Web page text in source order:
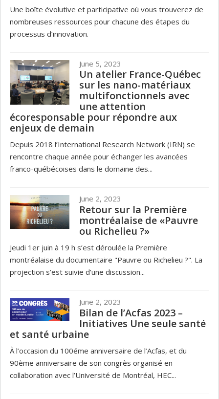
Une boîte évolutive et participative où vous trouverez de
nombreuses ressources pour chacune des étapes du
processus d’innovation.
June 5, 2023
Un atelier France-Québec
sur les nano-matériaux
multifonctionnels avec
une attention
écoresponsable pour répondre aux
enjeux de demain
Depuis 2018 l’International Research Network (IRN) se
rencontre chaque année pour échanger les avancées
franco-québécoises dans le domaine des...
June 2, 2023
Retour sur la Première
montréalaise de «Pauvre
ou Richelieu ?»
Jeudi 1er juin à 19 h s’est déroulée la Première
montréalaise du documentaire "Pauvre ou Richelieu ?". La
projection s’est suivie d’une discussion...
June 2, 2023
Bilan de l’Acfas 2023 –
Initiatives Une seule santé
et santé urbaine
À l’occasion du 100éme anniversaire de l’Acfas, et du
90ème anniversaire de son congrès organisé en
collaboration avec l’Université de Montréal, HEC...